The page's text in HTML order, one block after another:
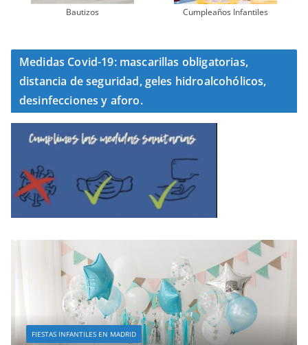
Bautizos Cumpleaños Infantiles
Medidas Covid-19: mascarillas obligatorias,
distancia de seguridad, geles hidroalcohólicos,
desinfecciones y aforo.
FIESTAS INFANTILES EN MADRID